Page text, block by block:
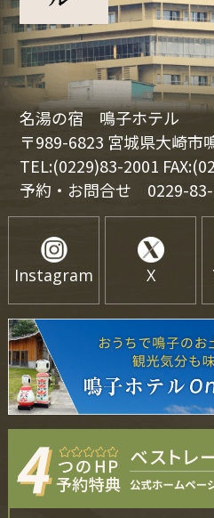
名湯の宿 鳴子ホテル
〒989-6823 宮城県大崎市
TEL:(0229)83-2001
予約・お問合せ 0229-
Instagram X